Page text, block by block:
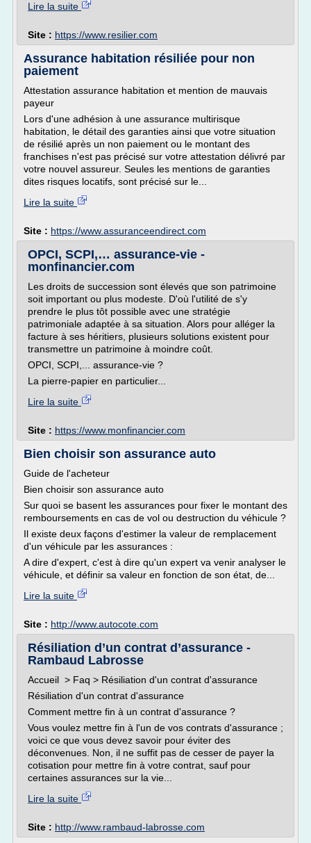
Lire la suite
Site : https://www.resilier.com
Assurance habitation résiliée pour non
paiement
Attestation assurance habitation et mention de mauvais
payeur
Lors d'une adhésion à une assurance multirisque
habitation, le détail des garanties ainsi que votre situation
de résilié après un non paiement ou le montant des
franchises n'est pas précisé sur votre attestation délivré par
votre nouvel assureur. Seules les mentions de garanties
dites risques locatifs, sont précisé sur le...
Lire la suite
Site : https://www.assuranceendirect.com
OPCI, SCPI,… assurance-vie -
monfinancier.com
Les droits de succession sont élevés que son patrimoine
soit important ou plus modeste. D'où l'utilité de s'y
prendre le plus tôt possible avec une stratégie
patrimoniale adaptée à sa situation. Alors pour alléger la
facture à ses héritiers, plusieurs solutions existent pour
transmettre un patrimoine à moindre coût.
OPCI, SCPI,... assurance-vie ?
La pierre-papier en particulier...
Lire la suite
Site : https://www.monfinancier.com
Bien choisir son assurance auto
Guide de l'acheteur
Bien choisir son assurance auto
Sur quoi se basent les assurances pour fixer le montant des
remboursements en cas de vol ou destruction du véhicule ?
Il existe deux façons d'estimer la valeur de remplacement
d'un véhicule par les assurances :
A dire d'expert, c'est à dire qu'un expert va venir analyser le
véhicule, et définir sa valeur en fonction de son état, de...
Lire la suite
Site : http://www.autocote.com
Résiliation d’un contrat d’assurance -
Rambaud Labrosse
Accueil > Faq > Résiliation d'un contrat d'assurance
Résiliation d'un contrat d'assurance
Comment mettre fin à un contrat d'assurance ?
Vous voulez mettre fin à l'un de vos contrats d'assurance ;
voici ce que vous devez savoir pour éviter des
déconvenues. Non, il ne suffit pas de cesser de payer la
cotisation pour mettre fin à votre contrat, sauf pour
certaines assurances sur la vie...
Lire la suite
Site : http://www.rambaud-labrosse.com